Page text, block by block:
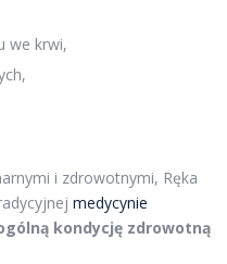
we krwi,
i zdrowotnymi, Ręka
medycynie
kondycję zdrowotną